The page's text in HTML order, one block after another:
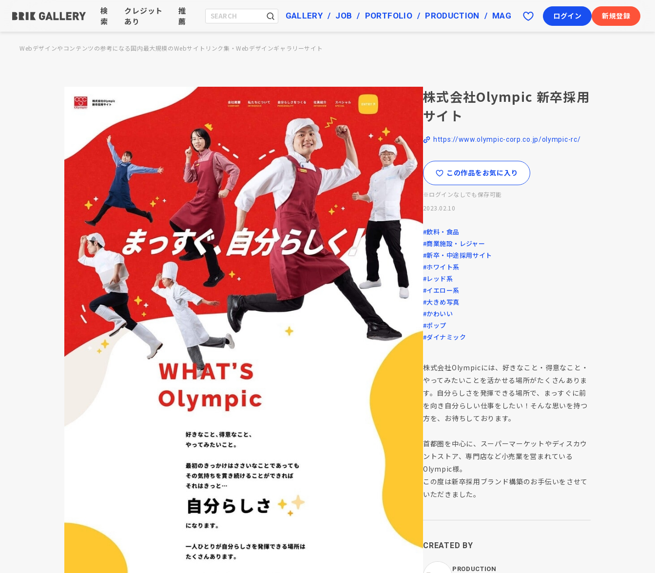
検
索
クレジット
あり
推
薦
GALLERY JOB PORTFOLIO PRODUCTION MAG ログイン 新規登録
Webデザインやコンテンツの参考になる国内最大規模のWebサイトリンク集・Webデザインギャラリーサイト
株式会社Olympic 新卒採用
サイト
https://www.olympic-corp.co.jp/olympic-rc/
この作品をお気に入り
※ログインなしでも保存可能
2023.02.10
#飲料・食品
#商業施設・レジャー
#新卒・中途採用サイト
#ホワイト系
#レッド系
#イエロー系
#大きめ写真
#かわいい
#ポップ
#ダイナミック
株式会社Olympicには、好きなこと・得意なこと・
やってみたいことを活かせる場所がたくさんありま
す。自分らしさを発揮できる場所で、まっすぐに前
を向き自分らしい仕事をしたい！そんな思いを持つ
方を、お待ちしております。
首都圏を中心に、スーパーマーケットやディスカウ
ントストア、専門店など小売業を営まれている
Olympic様。
この度は新卒採用ブランド構築のお手伝いをさせて
いただきました。
CREATED BY
PRODUCTION